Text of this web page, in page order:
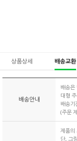
상품상세 배송교환
배송안내
배송은
대형
배송기
(주문
제품의
단, 그